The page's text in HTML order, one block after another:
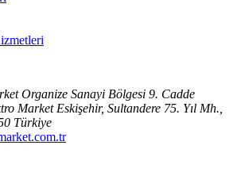
Organize Sanayi Bölgesi 9. Cadde
Market Eskişehir, Sultandere 75. Yıl Mh.,
Türkiye